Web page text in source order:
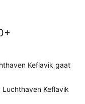
Keflavik gaat
Keflavik